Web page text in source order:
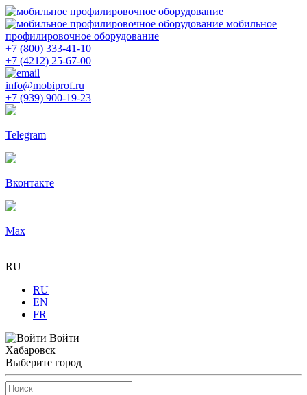
мобильное
профилировочное оборудование
+7 (800) 333-41-10
+7 (4212) 25-67-00
info@mobiprof.ru
+7 (939) 900-19-23
Telegram
Вконтакте
Max
RU
RU
EN
FR
Войти
Хабаровск
Выберите город